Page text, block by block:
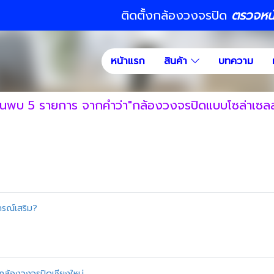
ติดตั้งกล้องวงจรปิด ตรวจห
หน้าแรก สินค้า บทความ
พบ 5 รายการ จากคำว่า"กล้องวงจรปิดแบบโซล่าเซล
ณ์เสริม?